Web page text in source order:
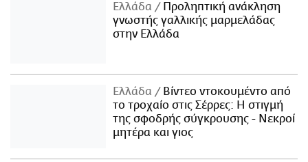
Ελλάδα
Προληπτική ανάκληση
γνωστής γαλλικής μαρμελάδας
στην Ελλάδα
Ελλάδα
Βίντεο ντοκουμέντο από
το τροχαίο στις Σέρρες: Η στιγμή
της σφοδρής σύγκρουσης - Νεκροί
μητέρα και γιος